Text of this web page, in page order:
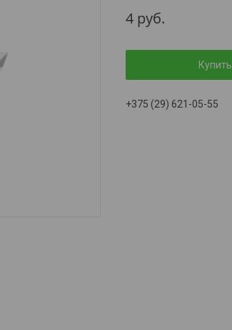
4 руб.
Купить
+375 (29) 621-05-55